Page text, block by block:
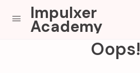
Impulxer
Academy
Oops!